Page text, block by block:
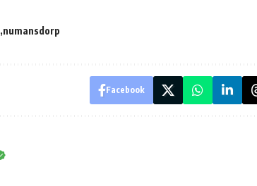
numansdorp
Facebook